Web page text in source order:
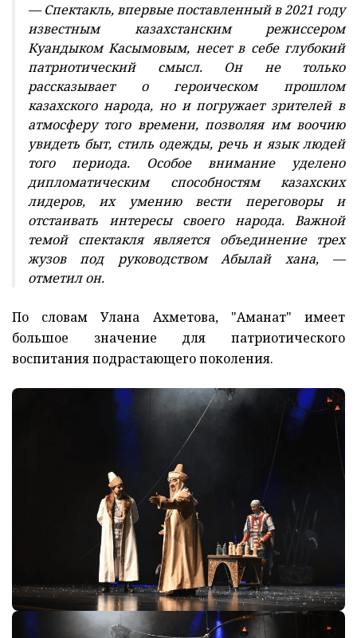
— Спектакль, впервые поставленный в 2021 году
известным казахстанским режиссером
Куандыком Касымовым, несет в себе глубокий
патриотический смысл. Он не только
рассказывает о героическом прошлом
казахского народа, но и погружает зрителей в
атмосферу того времени, позволяя им воочию
увидеть быт, стиль одежды, речь и язык людей
того периода. Особое внимание уделено
дипломатическим способностям казахских
лидеров, их умению вести переговоры и
отстаивать интересы своего народа. Важной
темой спектакля является объединение трех
жузов под руководством Абылай хана, —
отметил он.
По словам Улана Ахметова, "Аманат" имеет
большое значение для патриотического
воспитания подрастающего поколения.